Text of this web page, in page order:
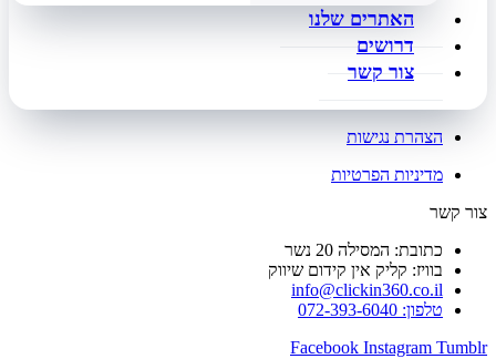
האתרים שלנו
דרושים
צור קשר
הצהרת נגישות
מדיניות הפרטיות
צור קשר
כתובת: המסילה 20 נשר
בוויז: קליק אין קידום שיווק
info@clickin360.co.il
טלפון: 072-393-6040
Facebook Instagram Tumblr